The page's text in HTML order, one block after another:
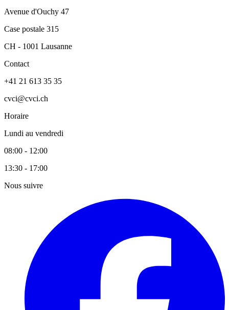
Avenue d'Ouchy 47
Case postale 315
CH - 1001 Lausanne
Contact
+41 21 613 35 35
cvci@cvci.ch
Horaire
Lundi au vendredi
08:00 - 12:00
13:30 - 17:00
Nous suivre